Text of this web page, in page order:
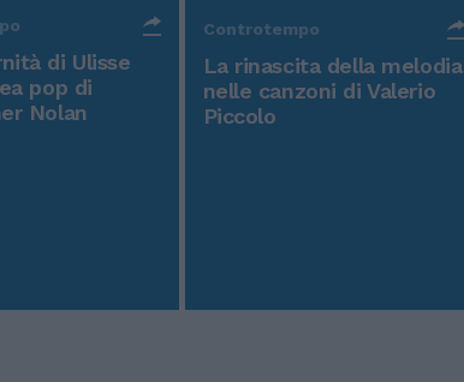
di Ulisse
pop di
Nolan
Controtempo
La rinascita della melodia
nelle canzoni di Valerio
Piccolo